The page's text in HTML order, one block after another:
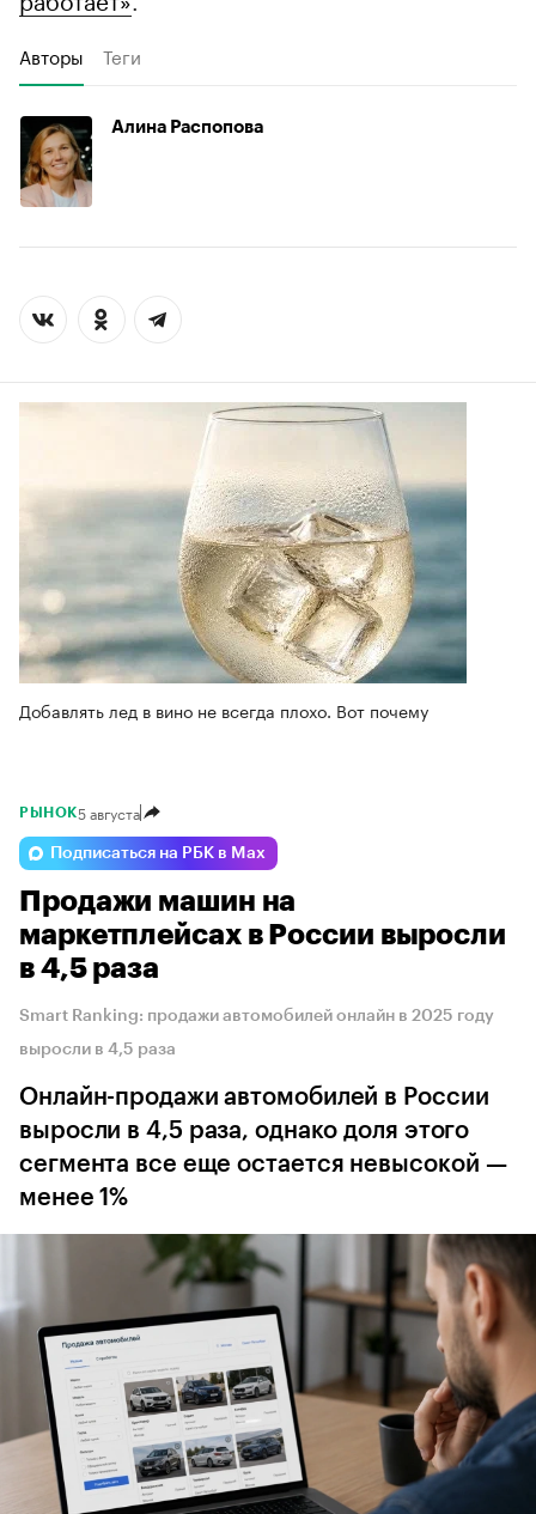
Авторы Теги
Алина Распопова
Добавлять лед в вино не всегда плохо. Вот почему
РЫНОК5 августа
Подписаться на РБК в Max
Продажи машин на
маркетплейсах в России выросли
в 4,5 раза
Smart Ranking: продажи автомобилей онлайн в 2025 году
выросли в 4,5 раза
Онлайн-продажи автомобилей в России
выросли в 4,5 раза, однако доля этого
сегмента все еще остается невысокой —
менее 1%